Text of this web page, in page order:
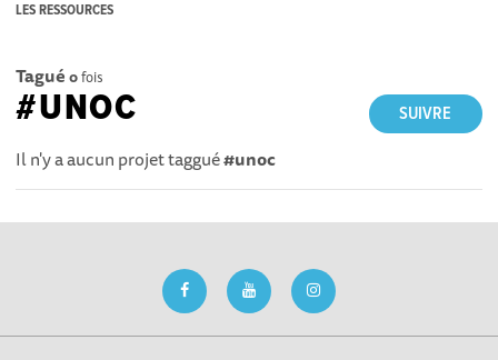
LES RESSOURCES
Tagué 0fois
SUIVRE
#UNOC
Il n'y a aucun projet taggué#unoc